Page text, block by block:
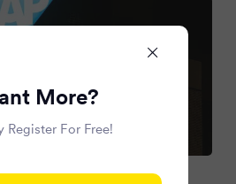
weitere Verluste
More?
Register For Free!